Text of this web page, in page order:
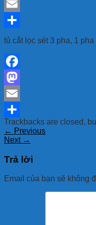
Mastodon
Email
Share
tủ cắt lọc sét 3 pha, 1 pha
Facebook
Mastodon
Email
Share
Trackbacks are closed,
← Previous
Next →
Trả lời
Email của bạn sẽ không